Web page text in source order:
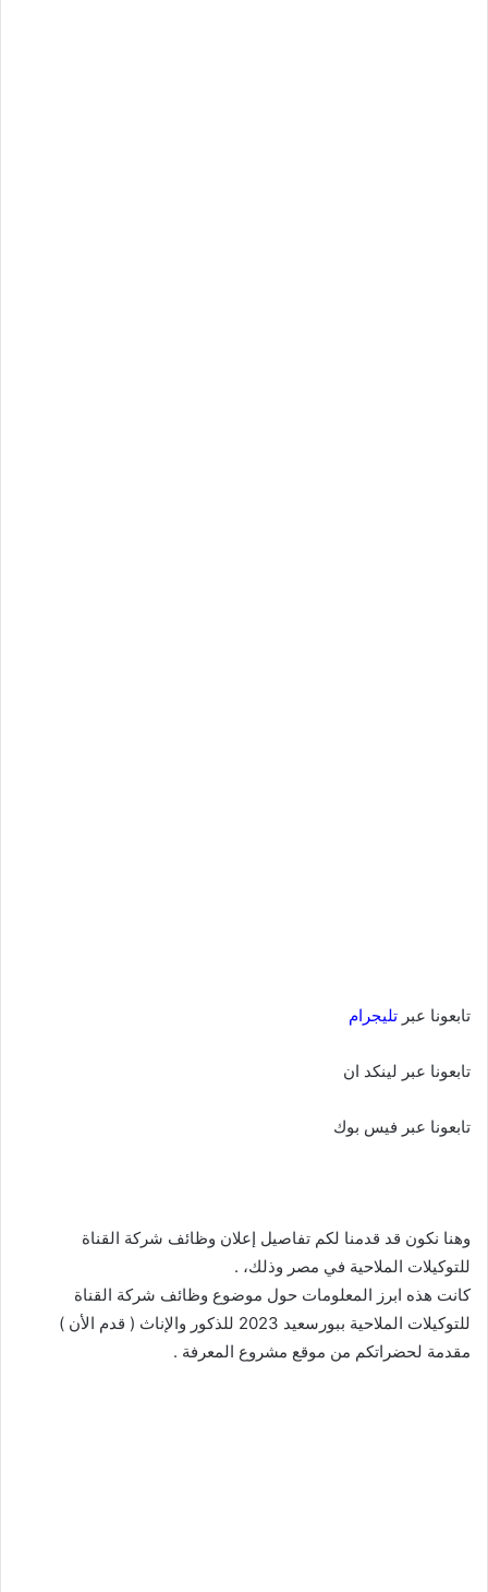
تابعونا عبر تليجرام
تابعونا عبر لينكد ان
تابعونا عبر فيس بوك
وهنا نكون قد قدمنا لكم تفاصيل إعلان وظائف شركة القناة
للتوكيلات الملاحية في مصر وذلك، .
كانت هذه ابرز المعلومات حول موضوع وظائف شركة القناة
للتوكيلات الملاحية ببورسعيد 2023 للذكور والإناث ( قدم الأن )
مقدمة لحضراتكم من موقع مشروع المعرفة .